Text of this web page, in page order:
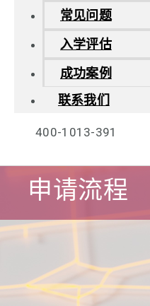
常见问题
入学评估
成功案例
联系我们
400-1013-391
申请流程